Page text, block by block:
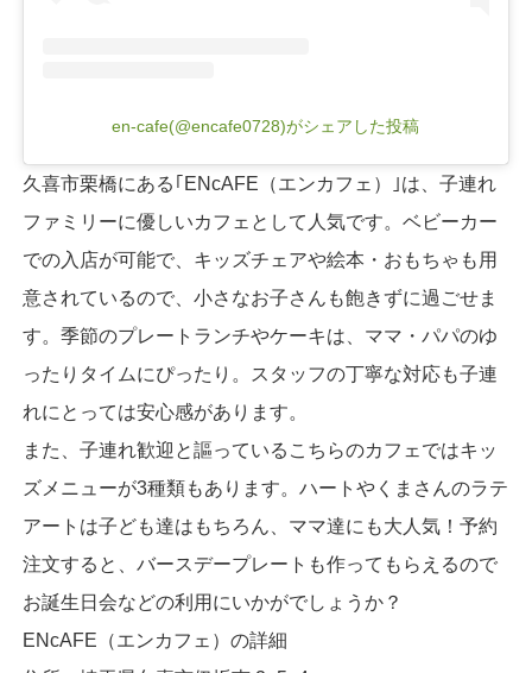
en-cafe(@encafe0728)がシェアした投稿
久喜市栗橋にある｢ENcAFE（エンカフェ）｣は、子連れ
ファミリーに優しいカフェとして人気です。ベビーカー
での入店が可能で、キッズチェアや絵本・おもちゃも用
意されているので、小さなお子さんも飽きずに過ごせま
す。季節のプレートランチやケーキは、ママ・パパのゆ
ったりタイムにぴったり。スタッフの丁寧な対応も子連
れにとっては安心感があります。
また、子連れ歓迎と謳っているこちらのカフェではキッ
ズメニューが3種類もあります。ハートやくまさんのラテ
アートは子ども達はもちろん、ママ達にも大人気！予約
注文すると、バースデープレートも作ってもらえるので
お誕生日会などの利用にいかがでしょうか？
ENcAFE（エンカフェ）の詳細